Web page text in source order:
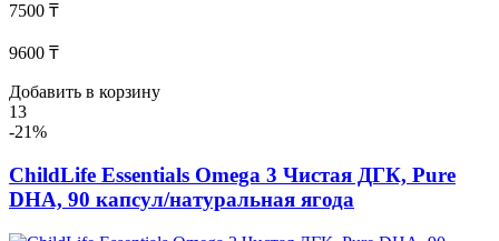
7500 ₸
9600 ₸
Добавить в корзину
13
-21%
ChildLife Essentials Omega 3 Чистая ДГК, Pure
DHA, 90 капсул/натуральная ягода